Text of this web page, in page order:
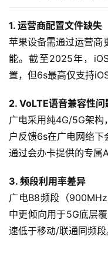
1. 运营商配置文件缺失
苹果设备需通过运营
能。截至2025年，
置，但6s最高仅支持
2. VoLTE语音兼容性问
广电采用纯4G/5G架构
户反馈6s在广电网络下
通过会办卡提供的专属
3. 频段利用率差异
广电B8频段（
中更倾向用于5G底层
速低于移动/联通同频段